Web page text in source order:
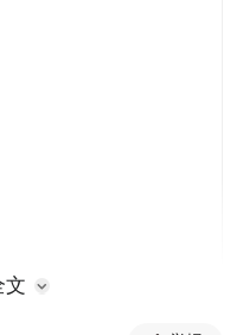
优秀的国家队之一
文